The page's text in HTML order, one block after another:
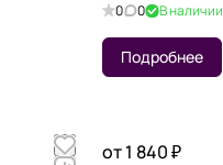
0 0 В наличии
Подробнее
от 1 840 ₽